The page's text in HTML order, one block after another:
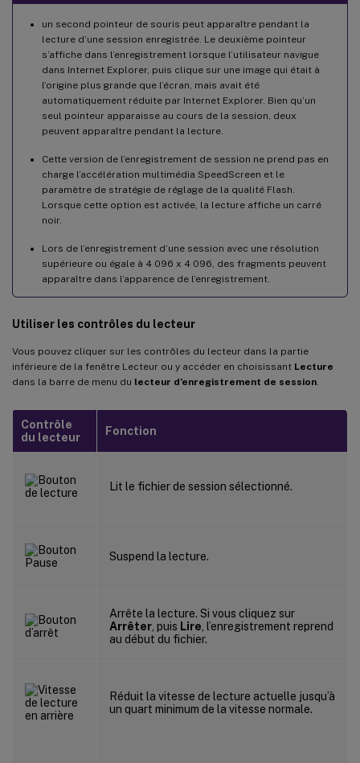
un second pointeur de souris peut apparaître pendant la
lecture d’une session enregistrée. Le deuxième pointeur
s’affiche dans l’enregistrement lorsque l’utilisateur navigue
dans Internet Explorer, puis clique sur une image qui était à
l’origine plus grande que l’écran, mais avait été
automatiquement réduite par Internet Explorer. Bien qu’un
seul pointeur apparaisse au cours de la session, deux
peuvent apparaître pendant la lecture.
Cette version de l’enregistrement de session ne prend pas en
charge l’accélération multimédia SpeedScreen et le
paramètre de stratégie de réglage de la qualité Flash.
Lorsque cette option est activée, la lecture affiche un carré
noir.
Lors de l’enregistrement d’une session avec une résolution
supérieure ou égale à 4 096 x 4 096, des fragments peuvent
apparaître dans l’apparence de l’enregistrement.
Utiliser les contrôles du lecteur
Vous pouvez cliquer sur les contrôles du lecteur dans la partie
inférieure de la fenêtre Lecteur ou y accéder en choisissant Lecture
dans la barre de menu du lecteur d’enregistrement de session
Contrôle
du lecteur
Fonction
Lit le fichier de session sélectionné.
Suspend la lecture.
Arrête la lecture. Si vous cliquez sur
Arrêter , puis Lire , l’enregistrement reprend
au début du fichier.
Réduit la vitesse de lecture actuelle jusqu’à
un quart minimum de la vitesse normale.